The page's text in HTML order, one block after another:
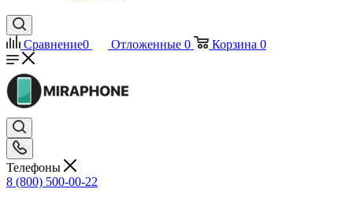
Сравнение0 Отложенные 0 Корзина 0
Телефоны
8 (800) 500-00-22